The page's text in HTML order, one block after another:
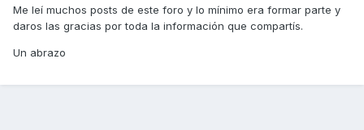
Me leí muchos posts de este foro y lo mínimo era formar parte y
daros las gracias por toda la información que compartís.
Un abrazo